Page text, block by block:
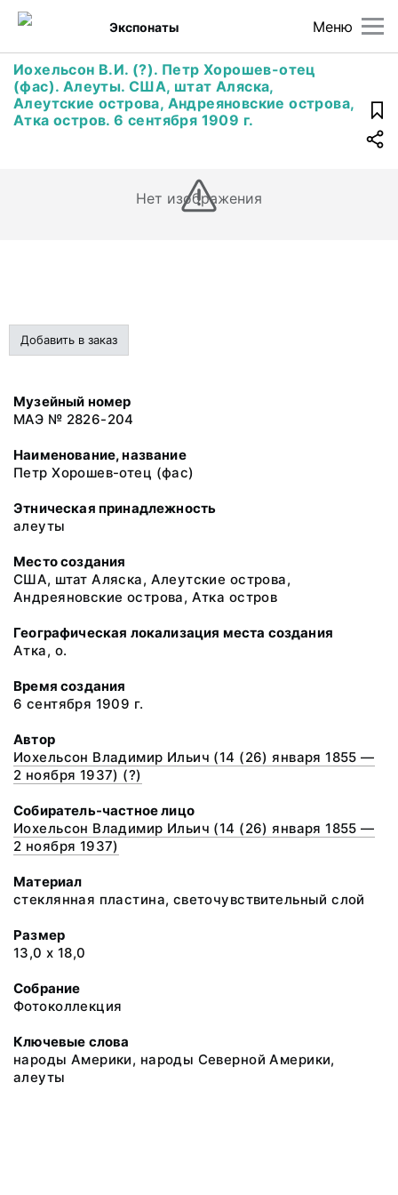
Меню
Экспонаты
Иохельсон В.И. (?). Петр Хорошев-отец
(фас). Алеуты. США, штат Аляска,
Алеутские острова, Андреяновские острова,
Атка остров. 6 сентября 1909 г.
Нет изображения
Добавить в заказ
Музейный номер
МАЭ № 2826-204
Наименование, название
Петр Хорошев-отец (фас)
Этническая принадлежность
алеуты
Место создания
США, штат Аляска, Алеутские острова,
Андреяновские острова, Атка остров
Географическая локализация места создания
Атка, о.
Время создания
6 сентября 1909 г.
Автор
Иохельсон Владимир Ильич (14 (26) января 1855 —
2 ноября 1937) (?)
Собиратель-частное лицо
Иохельсон Владимир Ильич (14 (26) января 1855 —
2 ноября 1937)
Материал
стеклянная пластина, светочувствительный слой
Размер
13,0 х 18,0
Собрание
Фотоколлекция
Ключевые слова
народы Америки, народы Северной Америки,
алеуты